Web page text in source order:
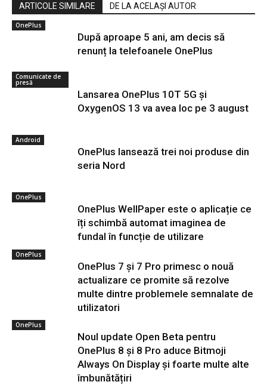
ARTICOLE SIMILARE DE LA ACELAȘI AUTOR
OnePlus
După aproape 5 ani, am decis să
renunț la telefoanele OnePlus
Comunicate de
presă
Lansarea OnePlus 10T 5G și
OxygenOS 13 va avea loc pe 3 august
Android
OnePlus lansează trei noi produse din
seria Nord
OnePlus
OnePlus WellPaper este o aplicație ce
îți schimbă automat imaginea de
fundal în funcție de utilizare
OnePlus
OnePlus 7 și 7 Pro primesc o nouă
actualizare ce promite să rezolve
multe dintre problemele semnalate de
utilizatori
OnePlus
Noul update Open Beta pentru
OnePlus 8 și 8 Pro aduce Bitmoji
Always On Display și foarte multe alte
îmbunătățiri